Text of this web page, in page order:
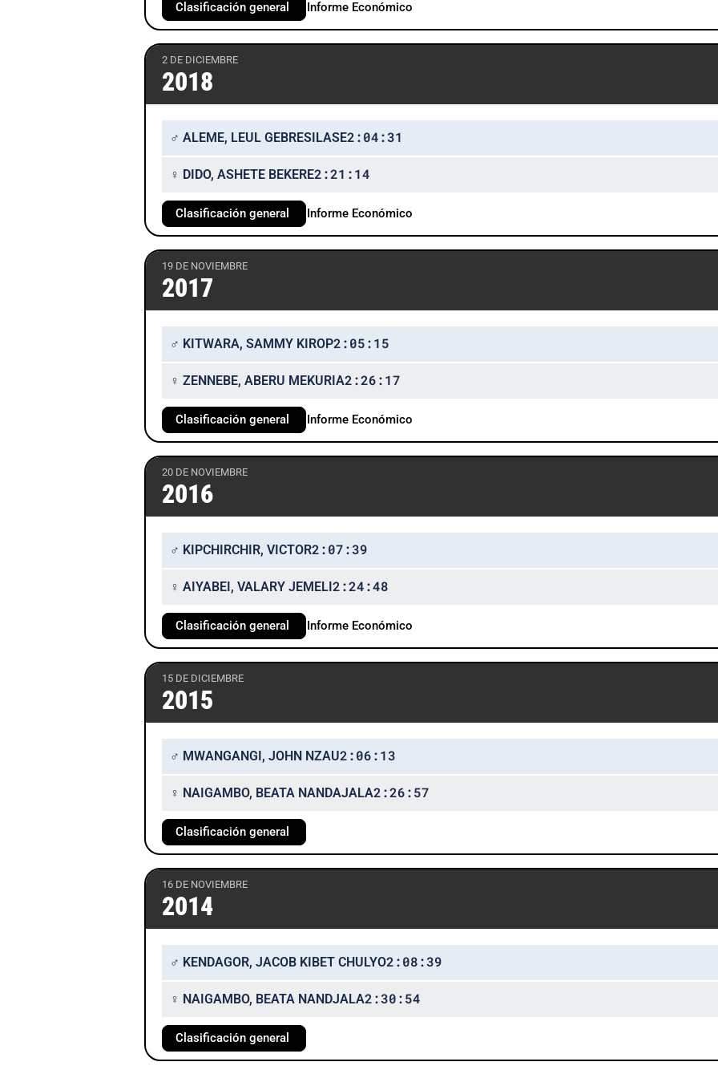
Clasificación general Informe Económico
2 DE DICIEMBRE
2018
♂ ALEME, LEUL GEBRESILASE2:04:31
♀ DIDO, ASHETE BEKERE2:21:14
Clasificación general Informe Económico
19 DE NOVIEMBRE
2017
♂ KITWARA, SAMMY KIROP2:05:15
♀ ZENNEBE, ABERU MEKURIA2:26:17
Clasificación general Informe Económico
20 DE NOVIEMBRE
2016
♂ KIPCHIRCHIR, VICTOR2:07:39
♀ AIYABEI, VALARY JEMELI2:24:48
Clasificación general Informe Económico
15 DE DICIEMBRE
2015
♂ MWANGANGI, JOHN NZAU2:06:13
♀ NAIGAMBO, BEATA NANDAJALA2:26:57
Clasificación general
16 DE NOVIEMBRE
2014
♂ KENDAGOR, JACOB KIBET CHULYO2:08:39
♀ NAIGAMBO, BEATA NANDJALA2:30:54
Clasificación general